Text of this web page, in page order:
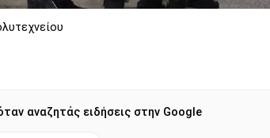
αναζητάς ειδήσεις στην Google